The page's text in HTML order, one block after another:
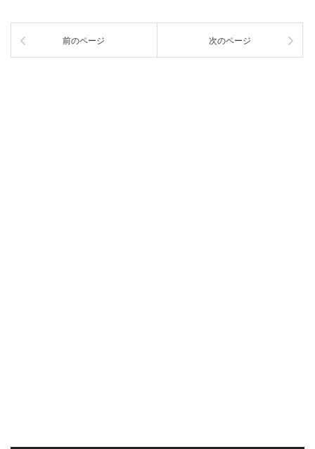
前のページ 次のページ